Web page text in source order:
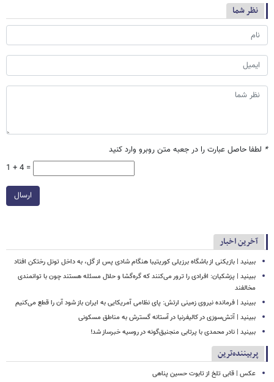
نظر شما
* لطفا حاصل عبارت را در جعبه متن روبرو وارد کنید
1 + 4 =
ارسال
آخرین اخبار
ببینید | بازیکنی از باشگاه برزیلی کوریتیبا هنگام شادی پس از گل، به داخل تونل رختکن افتاد
ببینید | پزشکیان: افرادی را ترور می‌کنند که گره‌گشا و حلال مسئله هستند چون با توانمندی
مخالفند
ببینید | فرمانده نیروی زمینی ارتش: پای نظامی آمریکایی به ایران باز شود آن را قطع می‌کنیم
ببینید | آتش‌سوزی در کالیفرنیا در آستانه گسترش به مناطق مسکونی
ببینید | نادر محمدی با پرتابی منجنیق‌گونه در روسیه خبرساز شد!
پربیننده‌ترین
عکس | قابی تلخ از تابوت حسین پناهی